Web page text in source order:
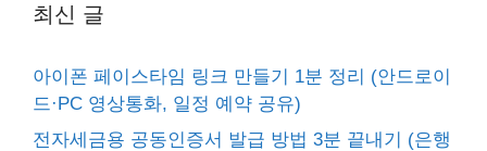
최신 글
아이폰 페이스타임 링크 만들기 1분 정리 (안드로이
드·PC 영상통화, 일정 예약 공유)
전자세금용 공동인증서 발급 방법 3분 끝내기 (은행